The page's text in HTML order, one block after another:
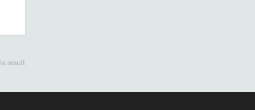
result